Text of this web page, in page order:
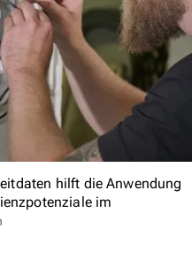
hilft die Anwendung
im